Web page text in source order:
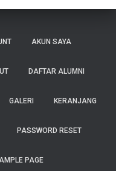
AKUN SAYA
DAFTAR ALUMNI
GALERI KERANJANG
PASSWORD RESET
PAGE